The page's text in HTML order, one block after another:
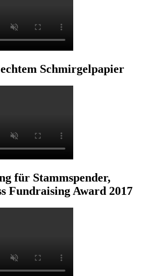
Schmirgelpapier
für Stammspender,
Fundraising Award 2017